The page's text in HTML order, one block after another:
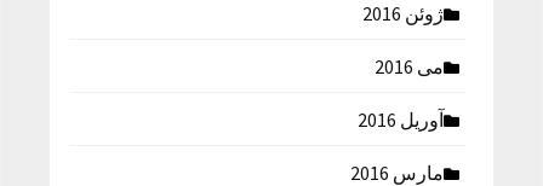
ژوئن 2016
می 2016
آوریل 2016
مارس 2016